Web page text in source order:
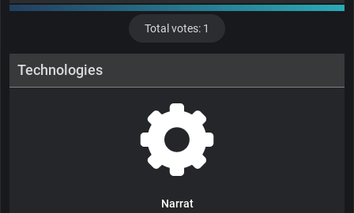
Total votes: 1
Technologies
Narrat